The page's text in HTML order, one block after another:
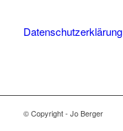
Datenschutzerklärung
© Copyright - Jo Berger